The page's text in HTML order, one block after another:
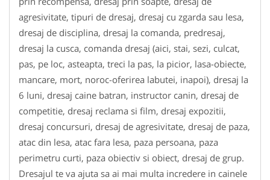
agresivitate, tipuri de dresaj, dresaj cu zgarda sau lesa,
dresaj de disciplina, dresaj la comanda, predresaj,
dresaj la cusca, comanda dresaj (aici, stai, sezi, culcat,
pas, pe loc, asteapta, treci la pas, la picior, lasa-obiecte,
mancare, mort, noroc-oferirea labutei, inapoi), dresaj la
6 luni, dresaj caine batran, instructor canin, dresaj de
competitie, dresaj reclama si film, dresaj expozitii,
dresaj concursuri, dresaj de agresivitate, dresaj de paza,
atac din lesa, atac fara lesa, paza persoana, paza
perimetru curti, paza obiectiv si obiect, dresaj de grup.
Dresajul te va ajuta sa ai mai multa incredere in cainele